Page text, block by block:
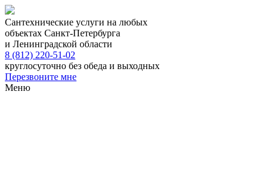
Сантехнические услуги на любых
объектах Санкт-Петербурга
и Ленинградской области
8 (812) 220-51-02
круглосуточно без обеда и выходных
Перезвоните мне
Меню